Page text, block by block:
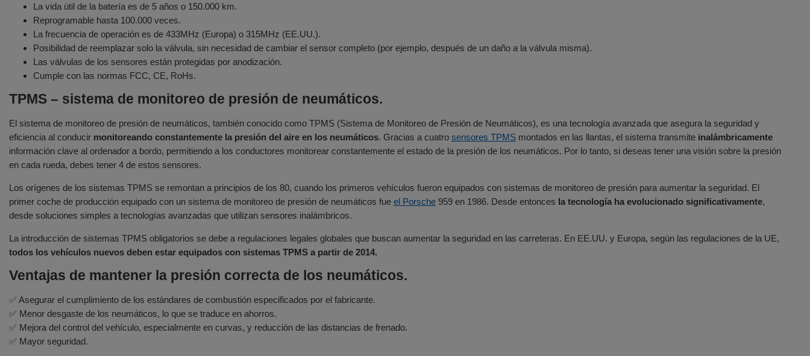
La vida útil de la batería es de 5 años o 150.000 km.
Reprogramable hasta 100.000 veces.
La frecuencia de operación es de 433MHz (Europa) o 315MHz (EE.UU.).
Posibilidad de reemplazar solo la válvula, sin necesidad de cambiar el sensor completo (por ejemplo, después de un daño a la válvula misma).
Las válvulas de los sensores están protegidas por anodización.
Cumple con las normas FCC, CE, RoHs.
TPMS – sistema de monitoreo de presión de neumáticos.
El sistema de monitoreo de presión de neumáticos, también conocido como TPMS (Sistema de Monitoreo de Presión de Neumáticos), es una tecnología avanzada que asegura la seguridad y
eficiencia al conducir monitoreando constantemente la presión del aire en los neumáticos. Gracias a cuatro sensores TPMS montados en las llantas, el sistema transmite inalámbricamente
información clave al ordenador a bordo, permitiendo a los conductores monitorear constantemente el estado de la presión de los neumáticos. Por lo tanto, si deseas tener una visión sobre la presión
en cada rueda, debes tener 4 de estos sensores.
Los orígenes de los sistemas TPMS se remontan a principios de los 80, cuando los primeros vehículos fueron equipados con sistemas de monitoreo de presión para aumentar la seguridad. El
primer coche de producción equipado con un sistema de monitoreo de presión de neumáticos fue el Porsche 959 en 1986. Desde entonces la tecnología ha evolucionado significativamente,
desde soluciones simples a tecnologías avanzadas que utilizan sensores inalámbricos.
La introducción de sistemas TPMS obligatorios se debe a regulaciones legales globales que buscan aumentar la seguridad en las carreteras. En EE.UU. y Europa, según las regulaciones de la UE,
todos los vehículos nuevos deben estar equipados con sistemas TPMS a partir de 2014.
Ventajas de mantener la presión correcta de los neumáticos.
✅ Asegurar el cumplimiento de los estándares de combustión especificados por el fabricante.
✅ Menor desgaste de los neumáticos, lo que se traduce en ahorros.
✅ Mejora del control del vehículo, especialmente en curvas, y reducción de las distancias de frenado.
✅ Mayor seguridad.